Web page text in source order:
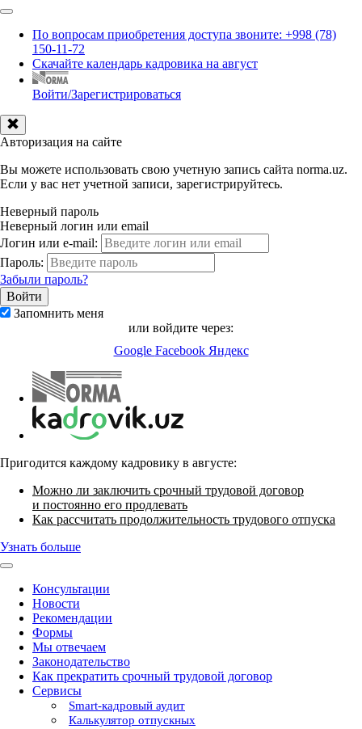
По вопросам приобретения доступа звоните: +998 (78)
150-11-72
Скачайте календарь кадровика на август
Войти/Зарегистрироваться
Авторизация на сайте
Вы можете использовать свою учетную запись сайта norma.uz.
Если у вас нет учетной записи, зарегистрируйтесь.
Неверный пароль
Неверный логин или email
Логин или e-mail:
Пароль:
Забыли пароль?
Запомнить меня
или войдите через:
Google Facebook Яндекс
Пригодится каждому кадровику в августе:
Можно ли заключить срочный трудовой договор
и постоянно его продлевать
Как рассчитать продолжительность трудового отпуска
Узнать больше
Консультации
Новости
Рекомендации
Формы
Мы отвечаем
Законодательство
Как прекратить срочный трудовой договор
Сервисы
Smart-кадровый аудит
Калькулятор отпускных